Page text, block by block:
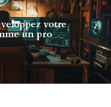
votre
un pro